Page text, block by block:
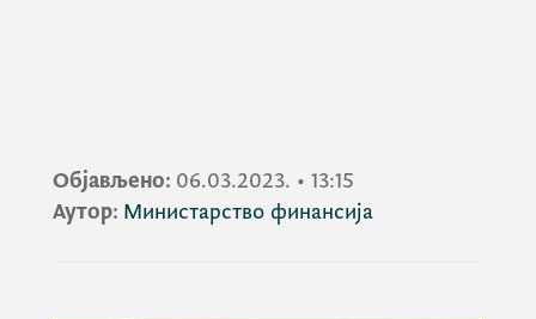
Објављено: 06.03.2023. • 13:15
Аутор: Министарство финансија